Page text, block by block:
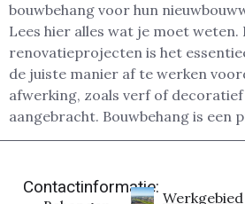
bouwbehang voor hun
Lees hier alles wat je moet
renovatieprojecten is het
de juiste manier af te werken
afwerking, zoals verf of
aangebracht. Bouwbehang is een
Contactinformatie:
Werkgebied